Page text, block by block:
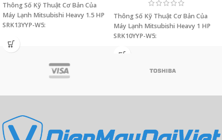
Thông Số Kỹ Thuật Cơ Bản Của
Máy Lạnh Mitsubishi Heavy 1.5 HP
SRK13YYP-W5:
Thương hiệu: Mitsubishi Heavy
Bảo hành: 24 tháng
Thông Số Kỹ Thuật Cơ Bản Của
Máy Lạnh Mitsubishi Heavy 1 HP
SRK10YYP-W5:
Thương hiệu: Mitsubishi Heavy
Công suất lạnh: 1 HP - 8,871 BTU/h